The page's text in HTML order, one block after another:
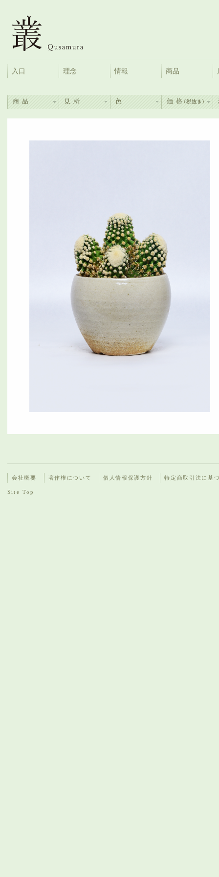
入口 理念 情報 商品
会社概要 著作権について 個人情報保護方針 特定商取引法に基
Site Top